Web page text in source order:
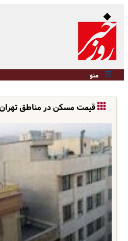
منو
قیمت مسکن در مناطق